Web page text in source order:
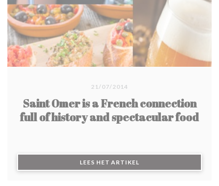
21/07/2014
Saint Omer is a French connection
full of history and spectacular food
LEES HET ARTIKEL((OPENT IN EEN NIEUW